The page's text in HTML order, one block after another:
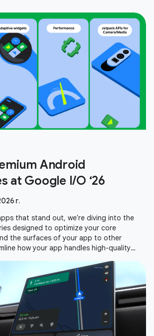
Android
at Google I/O ‘26
г.
that stand out, we're diving into the
designed to optimize your core
the surfaces of your app to other
how your app handles high-quality